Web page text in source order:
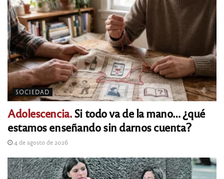
SOCIEDAD
Adolescencia.Si todo va de la mano… ¿qué
estamos enseñando sin darnos cuenta?
4 de agosto de 2026